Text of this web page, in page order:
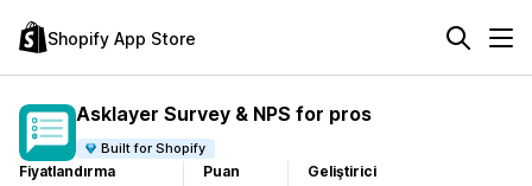
Shopify App Store
Asklayer Survey & NPS for pros
Built for Shopify
Fiyatlandırma
Puan
Geliştirici